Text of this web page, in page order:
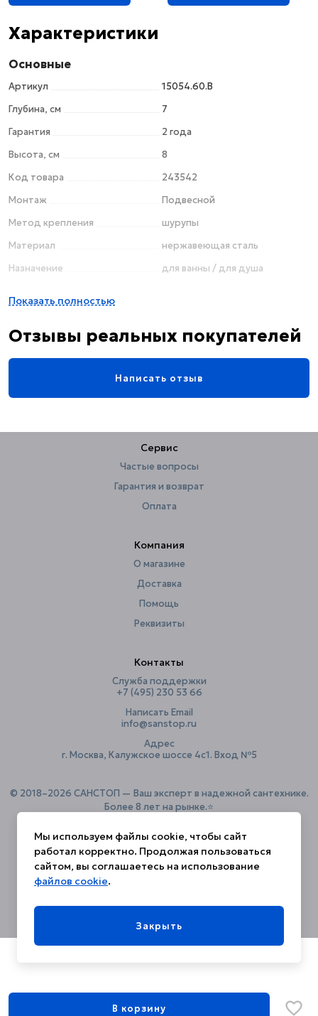
В корзину
Характеристики
Основные
Артикул
15054.60.B
Глубина, см
7
Гарантия
2 года
Высота, см
8
Код товара
243542
Монтаж
Подвесной
Метод крепления
шурупы
Материал
нержавеющая сталь
Назначение
для ванны / для душа
Поворотный
нет
Стиль
современный
Испания
68
Показать полностью
Отзывы реальных покупателей
Написать отзыв
Сервис
Частые вопросы
Гарантия и возврат
Оплата
Компания
О магазине
Доставка
Помощь
Реквизиты
Контакты
Служба поддержки
+7 (495) 230 53 66
Написать Email
info@sanstop.ru
Адрес
г. Москва, Калужское шоссе 4с1. Вход №5
© 2018–2026 САНСТОП — Ваш эксперт в надежной сантехнике.
Более 8 лет на рынке.⭐️
Политика конфиденциальности
Мы используем файлы cookie, чтобы сайт
работал корректно. Продолжая пользоваться
сайтом, вы соглашаетесь на использование
файлов cookie.
Закрыть